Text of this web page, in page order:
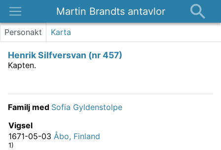
Martin Brandts antavlor
Platser
Om
Personakt Karta
Henrik Silfversvan (nr 457)
Kapten.
Familj med Sofia Gyldenstolpe
Vigsel
1671-05-03 Åbo, Finland
1)